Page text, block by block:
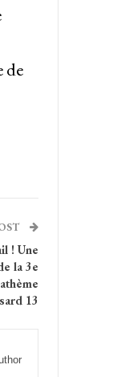
de
! Une
la 3e
13